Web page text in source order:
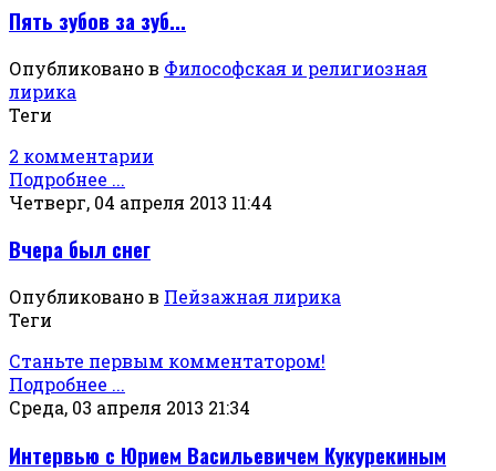
Пять зубов за зуб...
Опубликовано в Философская и религиозная
лирика
Теги
2 комментарии
Подробнее ...
Четверг, 04 апреля 2013 11:44
Вчера был снег
Опубликовано в Пейзажная лирика
Теги
Станьте первым комментатором!
Подробнее ...
Среда, 03 апреля 2013 21:34
Интервью с Юрием Васильевичем Кукурекиным